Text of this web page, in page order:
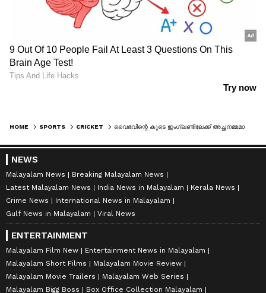
HOME SPORTS CRICKET
NEWS
Malayalam News
Breaking Malayalam News
Latest Malayalam News
India News in Malayalam
Kerala News
Crime News
International News in Malayalam
Gulf News in Malayalam
Viral News
ENTERTAINMENT
Malayalam Film New
Entertainment News in Malayalam
Malayalam Short Films
Malayalam Movie Review
Malayalam Movie Trailers
Malayalam Web Series
Malayalam Bigg Boss
Box Office Collection Malayalam